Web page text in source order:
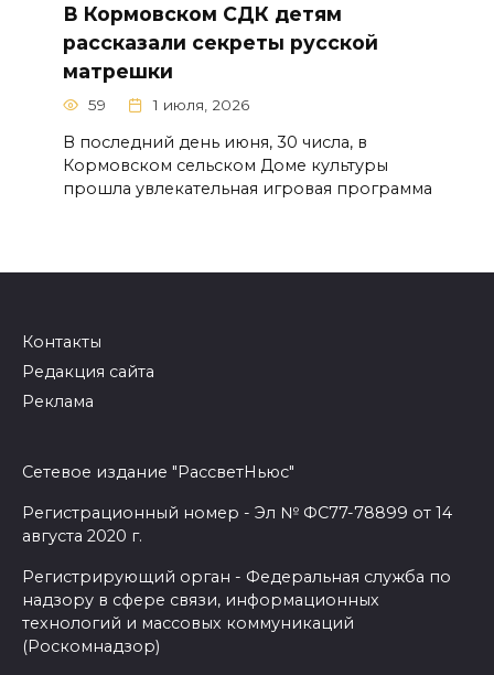
В Кормовском СДК детям
рассказали секреты русской
матрешки
59 1 июля, 2026
В последний день июня, 30 числа, в
Кормовском сельском Доме культуры
прошла увлекательная игровая программа
Контакты
Редакция сайта
Реклама
Сетевое издание "РассветНьюс"
Регистрационный номер - Эл № ФС77-78899 от 14
августа 2020 г.
Регистрирующий орган - Федеральная служба по
надзору в сфере связи, информационных
технологий и массовых коммуникаций
(Роскомнадзор)